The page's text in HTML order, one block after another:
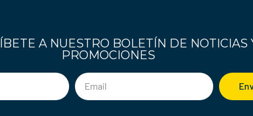
A NUESTRO BOLETÍN DE NOTICIAS
PROMOCIONES